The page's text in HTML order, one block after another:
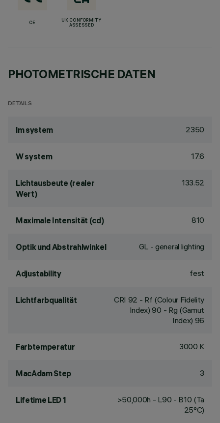
CE
UK CONFORMITY
ASSESSED
PHOTOMETRISCHE DATEN
DETAILS
lm system 2350
W system 17.6
Lichtausbeute (realer
Wert)
133.52
Maximale Intensität (cd) 810
Optik und Abstrahlwinkel GL - general lighting
Adjustability fest
Lichtfarbqualität CRI 92 - Rf (Colour Fidelity
Index) 90 - Rg (Gamut
Index) 96
Farbtemperatur 3000 K
MacAdam Step 3
Lifetime LED 1
>50,000h - L90 - B10 (Ta
25°C)